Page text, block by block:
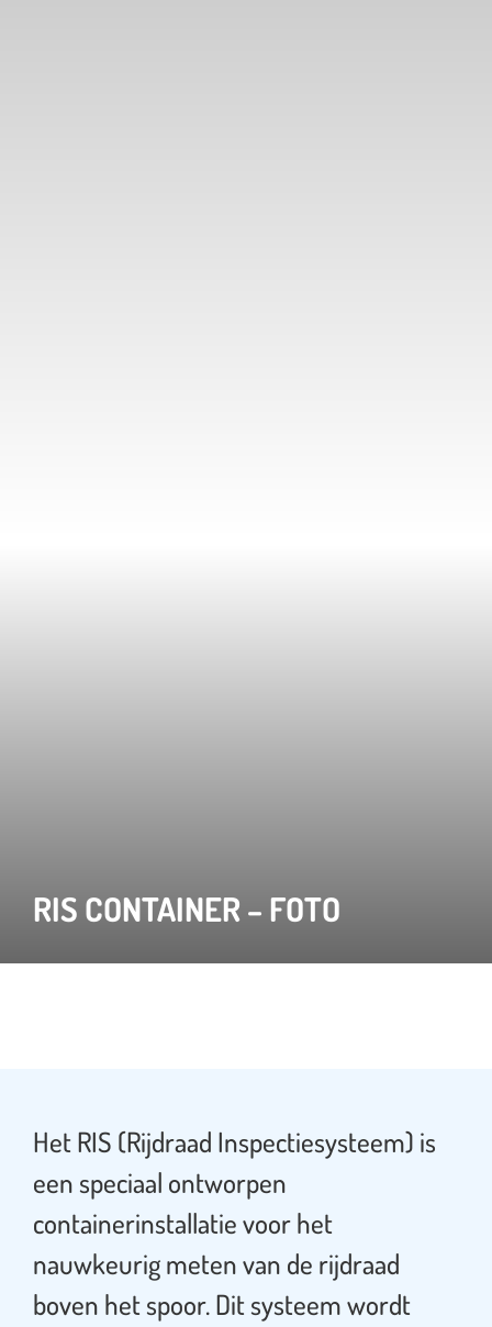
RIS CONTAINER – FOTO
Het RIS (Rijdraad Inspectiesysteem) is
een speciaal ontworpen
containerinstallatie voor het
nauwkeurig meten van de rijdraad
boven het spoor. Dit systeem wordt